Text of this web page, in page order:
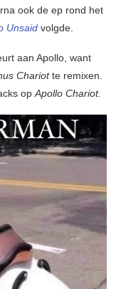
ook de ep rond het
Unsaid volgde.
aan Apollo, want
Chariotte remixen.
opApollo Chariot.